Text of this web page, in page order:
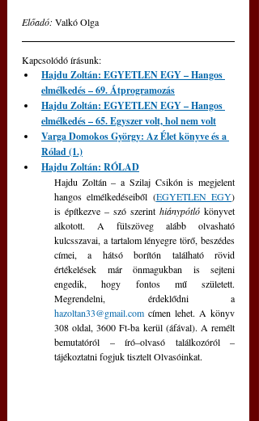
Előadó: Valkó Olga
Kapcsolódó írásunk:
Hajdu Zoltán: EGYETLEN EGY – Hangos
elmélkedés – 69. Átprogramozás
Hajdu Zoltán: EGYETLEN EGY – Hangos
elmélkedés – 65. Egyszer volt, hol nem volt
Varga Domokos György: Az Élet könyve és a
Rólad (1.)
Hajdu Zoltán: RÓLAD
Hajdu Zoltán – a Szilaj Csikón is megjelent
hangos elmélkedéseiből (EGYETLEN EGY)
is építkezve – szó szerint hiánypótló könyvet
alkotott. A fülszöveg alább olvasható
kulcsszavai, a tartalom lényegre törő, beszédes
címei, a hátsó borítón található rövid
értékelések már önmagukban is sejteni
engedik, hogy fontos mű született.
hazoltan33@gmail.com címen lehet. A könyv
308 oldal, 3600 Ft-ba kerül (áfával). A remélt
bemutatóról – író–olvasó találkozóról –
tájékoztatni fogjuk tisztelt Olvasóinkat.